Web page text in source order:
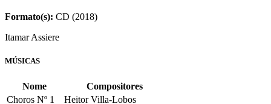
Formato(s): CD (2018)
Itamar Assiere
MÚSICAS
Nome
Compositores
Choros Nº 1
Heitor Villa-Lobos